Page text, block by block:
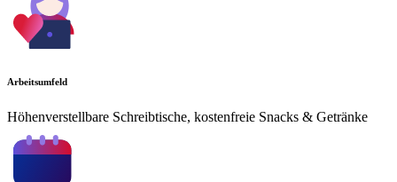
Arbeitsumfeld
Höhenverstellbare Schreibtische, kostenfreie Snacks & Getränke